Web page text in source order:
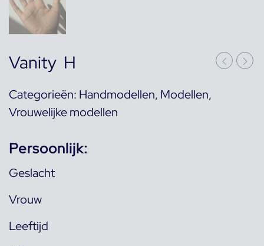
Vanity H
Categorieën: Handmodellen, Modellen,
Vrouwelijke modellen
Persoonlijk:
Geslacht
Vrouw
Leeftijd